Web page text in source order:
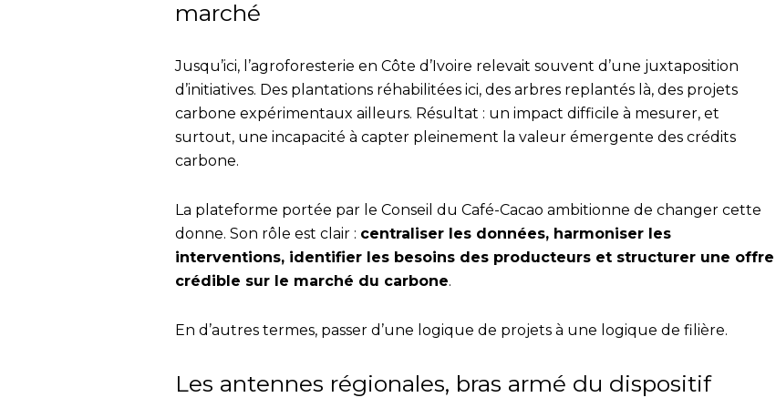
marché
Jusqu’ici, l’agroforesterie en Côte d’Ivoire relevait souvent d’une juxtaposition
d’initiatives. Des plantations réhabilitées ici, des arbres replantés là, des projets
carbone expérimentaux ailleurs. Résultat : un impact difficile à mesurer, et
surtout, une incapacité à capter pleinement la valeur émergente des crédits
carbone.
La plateforme portée par le Conseil du Café-Cacao ambitionne de changer cette
donne. Son rôle est clair : centraliser les données, harmoniser les
interventions, identifier les besoins des producteurs et structurer une offre
crédible sur le marché du carbone.
En d’autres termes, passer d’une logique de projets à une logique de filière.
Les antennes régionales, bras armé du dispositif